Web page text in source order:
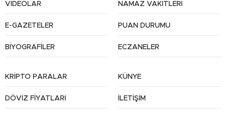
VİDEOLAR
E-GAZETELER
BİYOGRAFİLER
NAMAZ VAKİTLERİ
PUAN DURUMU
ECZANELER
KRİPTO PARALAR
DÖVİZ FİYATLARI
KÜNYE
İLETİŞİM